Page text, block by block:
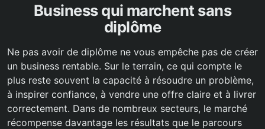
Business qui marchent sans
diplôme
Ne pas avoir de diplôme ne vous empêche pas de créer
un business rentable. Sur le terrain, ce qui compte le
plus reste souvent la capacité à résoudre un problème,
à inspirer confiance, à vendre une offre claire et à livrer
correctement. Dans de nombreux secteurs, le marché
récompense davantage les résultats que le parcours